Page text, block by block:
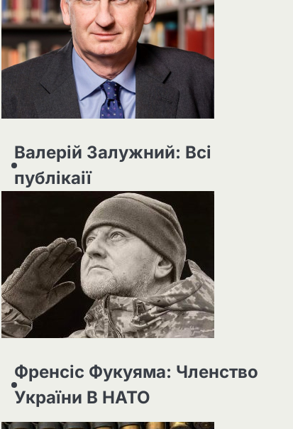
Валерій Залужний: Всі
публікаії
Френсіс Фукуяма: Членство
України В НАТО